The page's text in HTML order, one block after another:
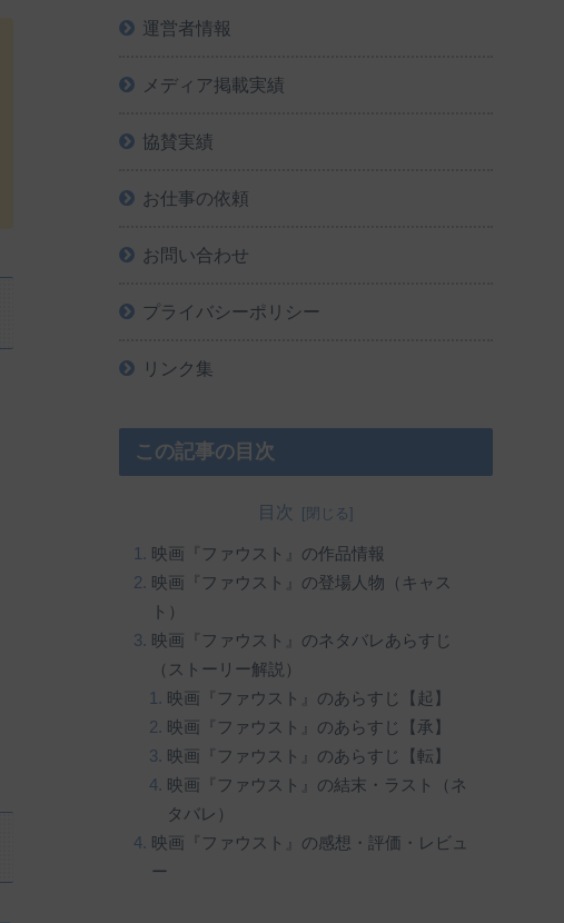
運営者情報
メディア掲載実績
協賛実績
お仕事の依頼
お問い合わせ
プライバシーポリシー
リンク集
この記事の目次
目次
映画『ファウスト』の作品情報
映画『ファウスト』の登場人物（キャス
ト）
映画『ファウスト』のネタバレあらすじ
（ストーリー解説）
映画『ファウスト』のあらすじ【起】
映画『ファウスト』のあらすじ【承】
映画『ファウスト』のあらすじ【転】
映画『ファウスト』の結末・ラスト（ネ
タバレ）
映画『ファウスト』の感想・評価・レビュ
ー